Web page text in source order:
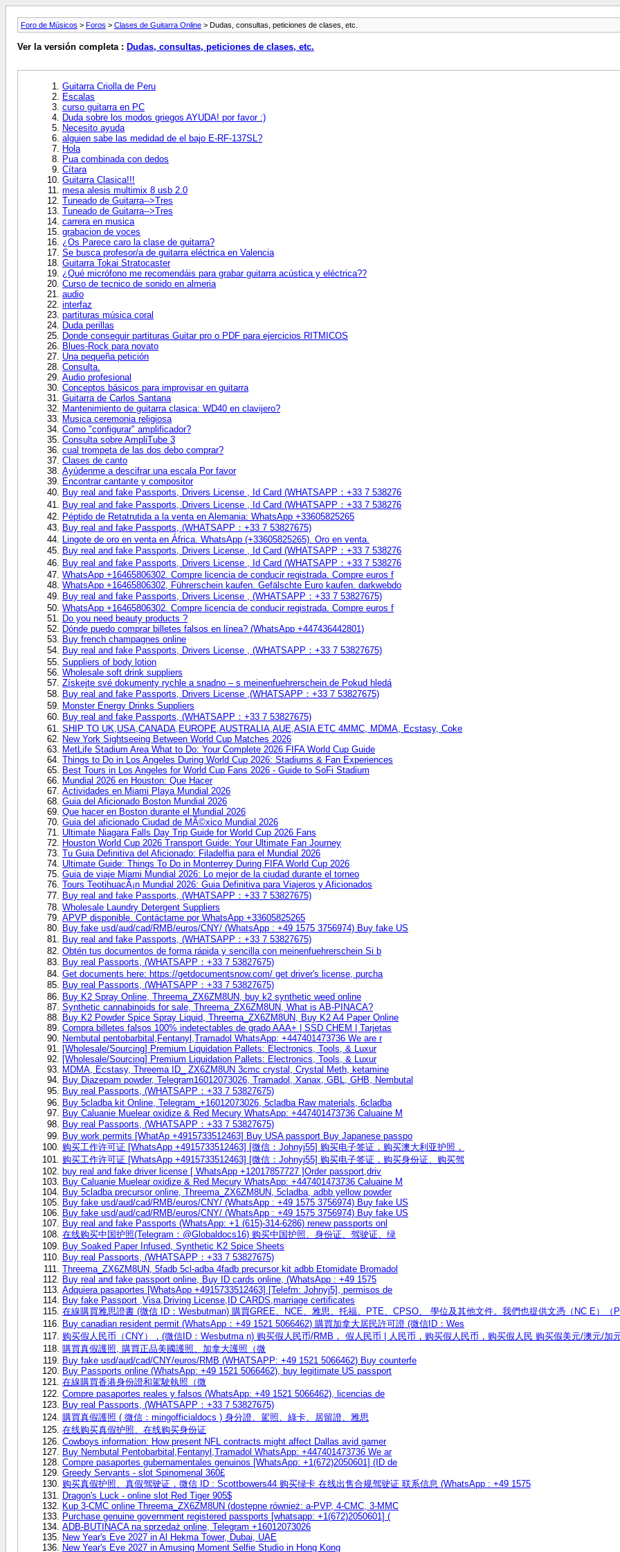
Foro de Músicos > Foros > Clases de Guitarra Online > Dudas, consultas, peticiones de clases, etc.
Ver la versión completa : Dudas, consultas, peticiones de clases, etc.
Guitarra Criolla de Peru
Escalas
curso guitarra en PC
Duda sobre los modos griegos AYUDA! por favor :)
Necesito ayuda
alguien sabe las medidad de el bajo E-RF-137SL?
Hola
Pua combinada con dedos
Cítara
Guitarra Clasica!!!
mesa alesis multimix 8 usb 2.0
Tuneado de Guitarra-->Tres
Tuneado de Guitarra-->Tres
carrera en musica
grabacion de voces
¿Os Parece caro la clase de guitarra?
Se busca profesor/a de guitarra eléctrica en Valencia
Guitarra Tokai Stratocaster
¿Qué micrófono me recomendáis para grabar guitarra acústica y eléctrica??
Curso de tecnico de sonido en almeria
audio
interfaz
partituras música coral
Duda perillas
Donde conseguir partituras Guitar pro o PDF para ejercicios RITMICOS
Blues-Rock para novato
Una pequeña petición
Consulta.
Audio profesional
Conceptos básicos para improvisar en guitarra
Guitarra de Carlos Santana
Mantenimiento de guitarra clasica: WD40 en clavijero?
Musica ceremonia religiosa
Como "configurar" amplificador?
Consulta sobre AmpliTube 3
cual trompeta de las dos debo comprar?
Clases de canto
Ayúdenme a descifrar una escala Por favor
Encontrar cantante y compositor
Buy real and fake Passports, Drivers License , Id Card (WHATSAPP：+33 7 538276
Buy real and fake Passports, Drivers License , Id Card (WHATSAPP：+33 7 538276
Péptido de Retatrutida a la venta en Alemania: WhatsApp +33605825265
Buy real and fake Passports, (WHATSAPP：+33 7 53827675)
Lingote de oro en venta en África. WhatsApp (+33605825265). Oro en venta.
Buy real and fake Passports, Drivers License , Id Card (WHATSAPP：+33 7 538276
Buy real and fake Passports, Drivers License , Id Card (WHATSAPP：+33 7 538276
WhatsApp +16465806302. Compre licencia de conducir registrada. Compre euros f
WhatsApp +16465806302, Führerschein kaufen. Gefälschte Euro kaufen. darkwebdo
Buy real and fake Passports, Drivers License , (WHATSAPP：+33 7 53827675)
WhatsApp +16465806302. Compre licencia de conducir registrada. Compre euros f
Do you need beauty products ?
Dónde puedo comprar billetes falsos en línea? (WhatsApp +447436442801)
Buy french champagnes online
Buy real and fake Passports, Drivers License , (WHATSAPP：+33 7 53827675)
Suppliers of body lotion
Wholesale soft drink suppliers
Získejte své dokumenty rychle a snadno – s meinenfuehrerschein.de Pokud hledá
Buy real and fake Passports, Drivers License ,(WHATSAPP：+33 7 53827675)
Monster Energy Drinks Suppliers
Buy real and fake Passports, (WHATSAPP：+33 7 53827675)
SHIP TO UK,USA,CANADA,EUROPE,AUSTRALIA,AUE,ASIA ETC 4MMC, MDMA, Ecstasy, Coke
New York Sightseeing Between World Cup Matches 2026
MetLife Stadium Area What to Do: Your Complete 2026 FIFA World Cup Guide
Things to Do in Los Angeles During World Cup 2026: Stadiums & Fan Experiences
Best Tours in Los Angeles for World Cup Fans 2026 - Guide to SoFi Stadium
Mundial 2026 en Houston: Que Hacer
Actividades en Miami Playa Mundial 2026
Guia del Aficionado Boston Mundial 2026
Que hacer en Boston durante el Mundial 2026
Guia del aficionado Ciudad de MÃ©xico Mundial 2026
Ultimate Niagara Falls Day Trip Guide for World Cup 2026 Fans
Houston World Cup 2026 Transport Guide: Your Ultimate Fan Journey
Tu Guia Definitiva del Aficionado: Filadelfia para el Mundial 2026
Ultimate Guide: Things To Do in Monterrey During FIFA World Cup 2026
Guia de viaje Miami Mundial 2026: Lo mejor de la ciudad durante el torneo
Tours TeotihuacÃ¡n Mundial 2026: Guia Definitiva para Viajeros y Aficionados
Buy real and fake Passports, (WHATSAPP：+33 7 53827675)
Wholesale Laundry Detergent Suppliers
APVP disponible. Contáctame por WhatsApp +33605825265
Buy fake usd/aud/cad/RMB/euros/CNY/ (WhatsApp : +49 1575 3756974) Buy fake US
Buy real and fake Passports, (WHATSAPP：+33 7 53827675)
Obtén tus documentos de forma rápida y sencilla con meinenfuehrerschein Si b
Buy real Passports, (WHATSAPP：+33 7 53827675)
Get documents here: https://getdocumentsnow.com/ get driver's license, purcha
Buy real Passports, (WHATSAPP：+33 7 53827675)
Buy K2 Spray Online, Threema_ZX6ZM8UN, buy k2 synthetic weed online
Synthetic cannabinoids for sale, Threema_ZX6ZM8UN, What is AB-PINACA?
Buy K2 Powder Spice Spray Liquid, Threema_ZX6ZM8UN, Buy K2 A4 Paper Online
Compra billetes falsos 100% indetectables de grado AAA+ | SSD CHEM | Tarjetas
Nembutal pentobarbital,Fentanyl,Tramadol WhatsApp: +447401473736 We are r
[Wholesale/Sourcing] Premium Liquidation Pallets: Electronics, Tools, & Luxur
[Wholesale/Sourcing] Premium Liquidation Pallets: Electronics, Tools, & Luxur
MDMA, Ecstasy, Threema ID_ ZX6ZM8UN 3cmc crystal, Crystal Meth, ketamine
Buy Diazepam powder, Telegram16012073026, Tramadol, Xanax, GBL, GHB, Nembutal
Buy real Passports, (WHATSAPP：+33 7 53827675)
Buy 5cladba kit Online, Telegram_+16012073026, 5cladba Raw materials, 6cladba
Buy Caluanie Muelear oxidize & Red Mecury WhatsApp: +447401473736 Caluaine M
Buy real Passports, (WHATSAPP：+33 7 53827675)
Buy work permits [WhatAp +4915733512463] Buy USA passport Buy Japanese passpo
购买工作许可证 [WhatsApp +4915733512463] [微信：Johnyj55] 购买电子签证，购买澳大利亚护照，
购买工作许可证 [WhatsApp +4915733512463] [微信：Johnyj55] 购买电子签证，购买身份证、购买驾
buy real and fake driver license [ WhatsApp +12017857727 ]Order passport,driv
Buy Caluanie Muelear oxidize & Red Mecury WhatsApp: +447401473736 Caluaine M
Buy 5cladba precursor online, Threema_ZX6ZM8UN, 5cladba, adbb yellow powder
Buy fake usd/aud/cad/RMB/euros/CNY/ (WhatsApp : +49 1575 3756974) Buy fake US
Buy fake usd/aud/cad/RMB/euros/CNY/ (WhatsApp : +49 1575 3756974) Buy fake US
Buy real and fake Passports (WhatsApp: +1 (615)-314-6286) renew passports onl
在线购买中国护照(Telegram：@Globaldocs16) 购买中国护照、身份证、驾驶证、绿
Buy Soaked Paper Infused, Synthetic K2 Spice Sheets
Buy real Passports, (WHATSAPP：+33 7 53827675)
Threema_ZX6ZM8UN, 5fadb 5cl-adba 4fadb precursor kit adbb Etomidate Bromadol
Buy real and fake passport online, Buy ID cards online, (WhatsApp : +49 1575
Adquiera pasaportes [WhatsApp +4915733512463] [Telefm: Johnyj5], permisos de
Buy fake Passport ,Visa,Driving License,ID CARDS,marriage certificates
在線購買雅思證書 (微信 ID：Wesbutman) 購買GREE、NCE、雅思、托福、PTE、CPSO、 學位及其他文件。我們也提供文憑（NC E）（
Buy canadian resident permit (WhatsApp：+49 1521 5066462) 購買加拿大居民許可證 (微信ID：Wes
购买假人民币（CNY），(微信ID：Wesbutma n) 购买假人民币/RMB， 假人民币 | 人民币，购买假人民币，购买假人民 购买假美元/澳元/加
購買真假護照, 購買正品美國護照、加拿大護照（微
Buy fake usd/aud/cad/CNY/euros/RMB (WHATSAPP: +49 1521 5066462) Buy counterfe
Buy Passports online (WhatsApp: +49 1521 5066462), buy legitimate US passport
在線購買香港身份證和駕駛執照（微
Compre pasaportes reales y falsos (WhatsApp: +49 1521 5066462), licencias de
Buy real Passports, (WHATSAPP：+33 7 53827675)
購買真假護照 ( 微信：mingofficialdocs ) 身分證、駕照、綠卡、居留證、雅思
在线购买真假护照、在线购买身份证
Cowboys information: How present NFL contracts might affect Dallas avid gamer
Buy Nembutal Pentobarbital,Fentanyl,Tramadol WhatsApp: +447401473736 We ar
Compre pasaportes gubernamentales genuinos [WhatsApp: +1(672)2050601] (ID de
Greedy Servants - slot Spinomenal 360£
购买真假护照、真假驾驶证，微信 ID : Scottbowers44 购买绿卡 在线出售合规驾驶证 联系信息 (WhatsApp : +49 1575
Dragon's Luck - online slot Red Tiger 905$
Kup 3-CMC online Threema_ZX6ZM8UN (dostępne również: a-PVP, 4-CMC, 3-MMC
Purchase genuine government registered passports [whatsapp: +1(672)2050601] (
ADB-BUTINACA na sprzedaż online, Telegram +16012073026
New Year's Eve 2027 in Al Hekma Tower, Dubai, UAE
New Year's Eve 2027 in Amusing Moment Selfie Studio in Hong Kong